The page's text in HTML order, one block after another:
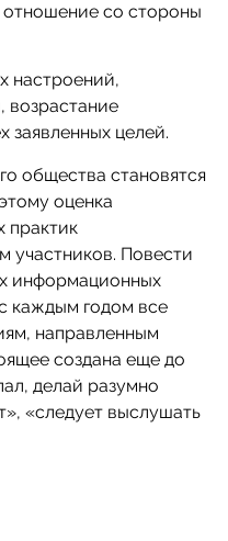
отношение со стороны
настроений,
возрастание
заявленных целей.
общества становятся
оценка
практик
участников. Повести
информационных
каждым годом все
направленным
создана еще до
делай разумно
«следует выслушать